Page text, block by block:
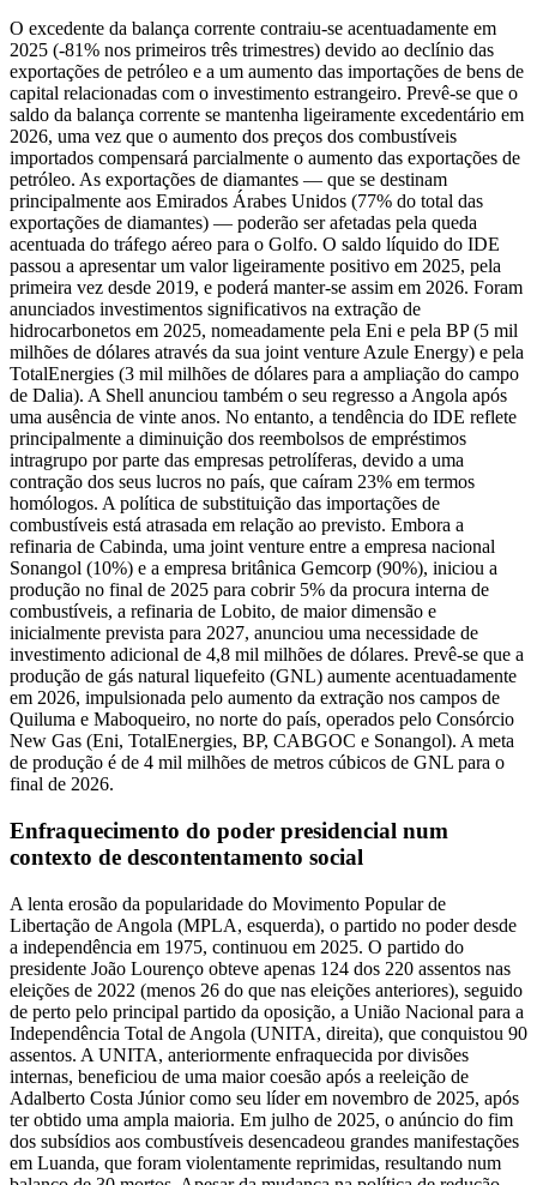
O excedente da balança corrente contraiu-se acentuadamente em
2025 (-81% nos primeiros três trimestres) devido ao declínio das
exportações de petróleo e a um aumento das importações de bens de
capital relacionadas com o investimento estrangeiro. Prevê-se que o
saldo da balança corrente se mantenha ligeiramente excedentário em
2026, uma vez que o aumento dos preços dos combustíveis
importados compensará parcialmente o aumento das exportações de
petróleo. As exportações de diamantes — que se destinam
principalmente aos Emirados Árabes Unidos (77% do total das
exportações de diamantes) — poderão ser afetadas pela queda
acentuada do tráfego aéreo para o Golfo. O saldo líquido do IDE
passou a apresentar um valor ligeiramente positivo em 2025, pela
primeira vez desde 2019, e poderá manter-se assim em 2026. Foram
anunciados investimentos significativos na extração de
hidrocarbonetos em 2025, nomeadamente pela Eni e pela BP (5 mil
milhões de dólares através da sua joint venture Azule Energy) e pela
TotalEnergies (3 mil milhões de dólares para a ampliação do campo
de Dalia). A Shell anunciou também o seu regresso a Angola após
uma ausência de vinte anos. No entanto, a tendência do IDE reflete
principalmente a diminuição dos reembolsos de empréstimos
intragrupo por parte das empresas petrolíferas, devido a uma
contração dos seus lucros no país, que caíram 23% em termos
homólogos. A política de substituição das importações de
combustíveis está atrasada em relação ao previsto. Embora a
refinaria de Cabinda, uma joint venture entre a empresa nacional
Sonangol (10%) e a empresa britânica Gemcorp (90%), iniciou a
produção no final de 2025 para cobrir 5% da procura interna de
combustíveis, a refinaria de Lobito, de maior dimensão e
inicialmente prevista para 2027, anunciou uma necessidade de
investimento adicional de 4,8 mil milhões de dólares. Prevê-se que a
produção de gás natural liquefeito (GNL) aumente acentuadamente
em 2026, impulsionada pelo aumento da extração nos campos de
Quiluma e Maboqueiro, no norte do país, operados pelo Consórcio
New Gas (Eni, TotalEnergies, BP, CABGOC e Sonangol). A meta
de produção é de 4 mil milhões de metros cúbicos de GNL para o
final de 2026.
Enfraquecimento do poder presidencial num
contexto de descontentamento social
A lenta erosão da popularidade do Movimento Popular de
Libertação de Angola (MPLA, esquerda), o partido no poder desde
a independência em 1975, continuou em 2025. O partido do
presidente João Lourenço obteve apenas 124 dos 220 assentos nas
eleições de 2022 (menos 26 do que nas eleições anteriores), seguido
de perto pelo principal partido da oposição, a União Nacional para a
Independência Total de Angola (UNITA, direita), que conquistou 90
assentos. A UNITA, anteriormente enfraquecida por divisões
internas, beneficiou de uma maior coesão após a reeleição de
Adalberto Costa Júnior como seu líder em novembro de 2025, após
ter obtido uma ampla maioria. Em julho de 2025, o anúncio do fim
dos subsídios aos combustíveis desencadeou grandes manifestações
em Luanda, que foram violentamente reprimidas, resultando num